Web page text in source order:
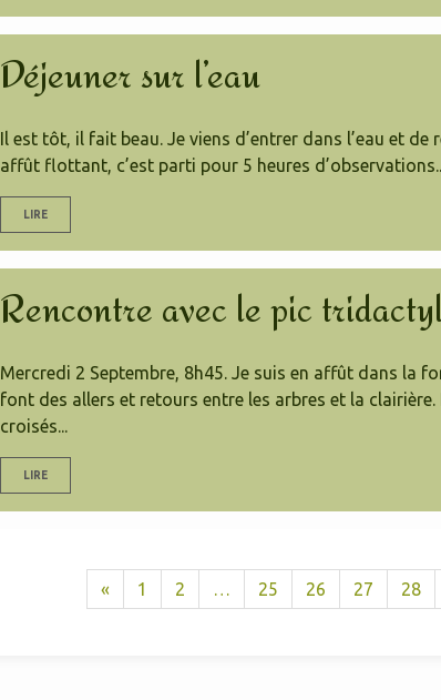
Déjeuner sur l’eau
Il est tôt, il fait beau. Je viens d’entrer dans l’eau et
affût flottant, c’est parti pour 5 heures
LIRE
Rencontre avec le pic
Mercredi 2 Septembre, 8h45. Je suis en affût dans la
font des allers et retours entre les arbres et la
croisés...
LIRE
« 1 2 … 25 26 27 28